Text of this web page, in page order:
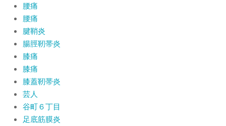
腰痛
腰痛
腱鞘炎
腸脛靭帯炎
膝痛
膝痛
膝蓋靭帯炎
芸人
谷町６丁目
足底筋膜炎